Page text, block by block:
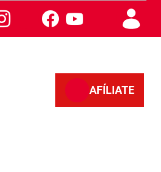
AFÍLIATE